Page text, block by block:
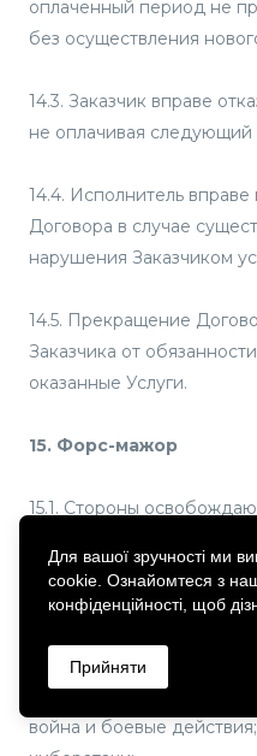
оплаченный период не
без осуществления
14.3. Заказчик вправе
не оплачивая
14.4. Исполнитель
Договора в случае
нарушения Заказчиком
14.5. Прекращение
Заказчика от
оказанные Услуги.
15. Форс-мажор
15.1. Стороны
обстоятельствами,
контроля.
15.2. К таким
война и боевые действия;
Для вашої зручності ми
cookie. Ознайомтеся з
конфіденційності, щоб
Прийняти